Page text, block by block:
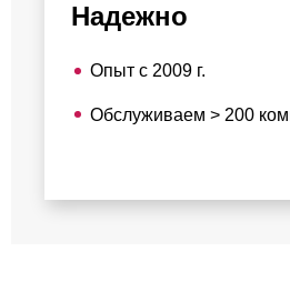
Надежно
Опыт с 2009 г.
Обслуживаем > 200